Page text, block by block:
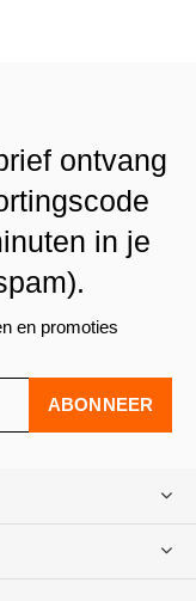
ontvang
in je
en promoties
ABONNEER